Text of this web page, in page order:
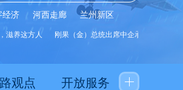
经济 河西走廊 兰州新区
养这方人 刚果（金）总统出席中企承建水厂启用仪式
观点 开放服务